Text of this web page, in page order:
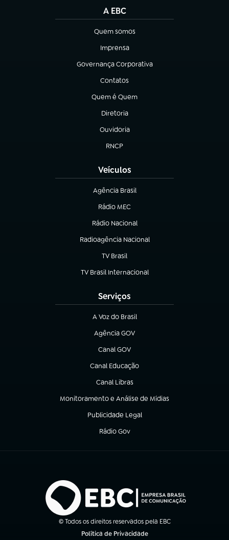
A EBC
Quem somos
(abre em nova aba)
Imprensa
(abre em nova aba)
Governança Corporativa
(abre em nova aba)
Contatos
(abre em nova aba)
Quem é Quem
(abre em nova aba)
Diretoria
(abre em nova aba)
Ouvidoria
(abre em nova aba)
RNCP
(abre em nova aba)
Veículos
Agência Brasil
(abre em nova aba)
Rádio MEC
(abre em nova aba)
Rádio Nacional
Radioagência Nacional
(abre em nova aba)
TV Brasil
(abre em nova aba)
TV Brasil Internacional
(abre em nova aba)
Serviços
A Voz do Brasil
(abre em nova aba)
Agência GOV
(abre em nova aba)
Canal GOV
(abre em nova aba)
Canal Educação
(abre em nova aba)
Canal Libras
(abre em nova aba)
Monitoramento e Análise de Mídias
(abre em nova aba)
Publicidade Legal
(abre em nova aba)
Rádio Gov
(abre em nova aba)
© Todos os direitos reservados pela EBC
Política de Privacidade